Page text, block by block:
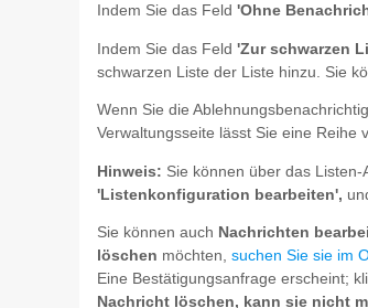
Indem Sie das Feld 'Ohne
Indem Sie das Feld 'Zur schwarzen
schwarzen Liste der Liste hinzu. Sie
Wenn Sie die
Verwaltungsseite lässt Sie eine Reihe
Hinweis: Sie können über das
'Listenkonfiguration bearbeiten',
Sie können auch Nachrichten
löschen möchten, suchen Sie sie im
Eine Bestätigungsanfrage erscheint;
Nachricht löschen, kann sie nicht